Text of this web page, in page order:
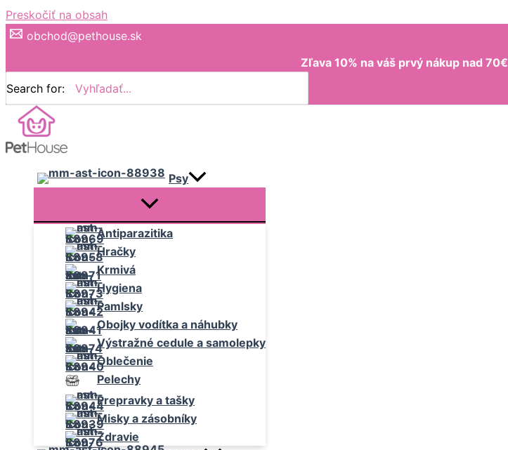
Preskočiť na obsah
obchod@pethouse.sk
Zľava 10% na váš prvý nákup nad 70€
Search for:
Psy
Antiparazitika
Hračky
Krmivá
Hygiena
Pamlsky
Obojky vodítka a náhubky
Výstražné cedule a samolepky
Oblečenie
Pelechy
Prepravky a tašky
Misky a zásobníky
Zdravie